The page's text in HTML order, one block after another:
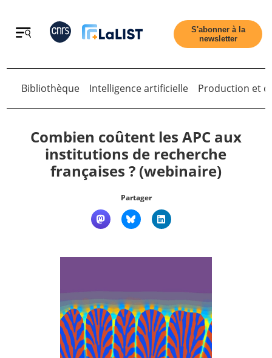
Retour
Nous suivre
S'abonner à la
newsletter
Bibliothèque Intelligence artificielle Production et
Combien coûtent les APC aux
institutions de recherche
françaises ? (webinaire)
Partager